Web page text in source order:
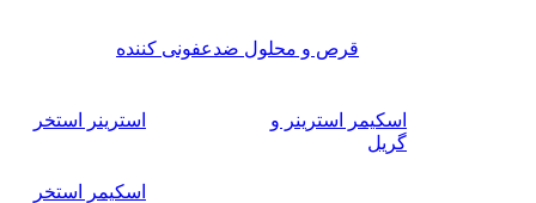
قرص و محلول ضدعفونی کننده
اسکیمر استرینر و
گریل
استرینر استخر
اسکیمر استخر